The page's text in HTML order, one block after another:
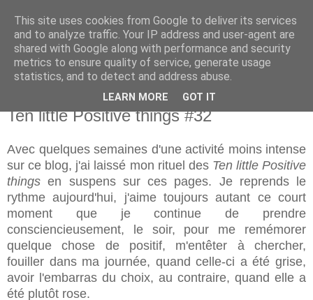
mardi 1 septembre 2015
Ten little Positive things #32
Avec quelques semaines d'une activité moins intense
sur ce blog, j'ai laissé mon rituel des Ten little Positive
thingsen suspens sur ces pages. Je reprends le
rythme aujourd'hui, j'aime toujours autant ce court
moment que je continue de prendre
consciencieusement, le soir, pour me remémorer
quelque chose de positif, m'entêter à chercher,
fouiller dans ma journée, quand celle-ci a été grise,
avoir l'embarras du choix, au contraire, quand elle a
été plutôt rose.
This site uses cookies from Google to deliver its services
and to analyze traffic. Your IP address and user-agent are
shared with Google along with performance and security
metrics to ensure quality of service, generate usage
statistics, and to detect and address abuse.
LEARN MORE GOT IT